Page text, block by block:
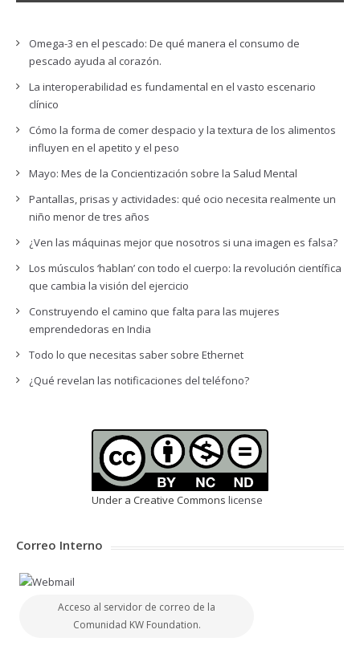
Omega-3 en el pescado: De qué manera el consumo de
pescado ayuda al corazón.
La interoperabilidad es fundamental en el vasto escenario
clínico
Cómo la forma de comer despacio y la textura de los alimentos
influyen en el apetito y el peso
Mayo: Mes de la Concientización sobre la Salud Mental
Pantallas, prisas y actividades: qué ocio necesita realmente un
niño menor de tres años
¿Ven las máquinas mejor que nosotros si una imagen es falsa?
Los músculos ‘hablan’ con todo el cuerpo: la revolución científica
que cambia la visión del ejercicio
Construyendo el camino que falta para las mujeres
emprendedoras en India
Todo lo que necesitas saber sobre Ethernet
¿Qué revelan las notificaciones del teléfono?
Under a Creative Commons license
Correo Interno
Acceso al servidor de correo de la
Comunidad KW Foundation.